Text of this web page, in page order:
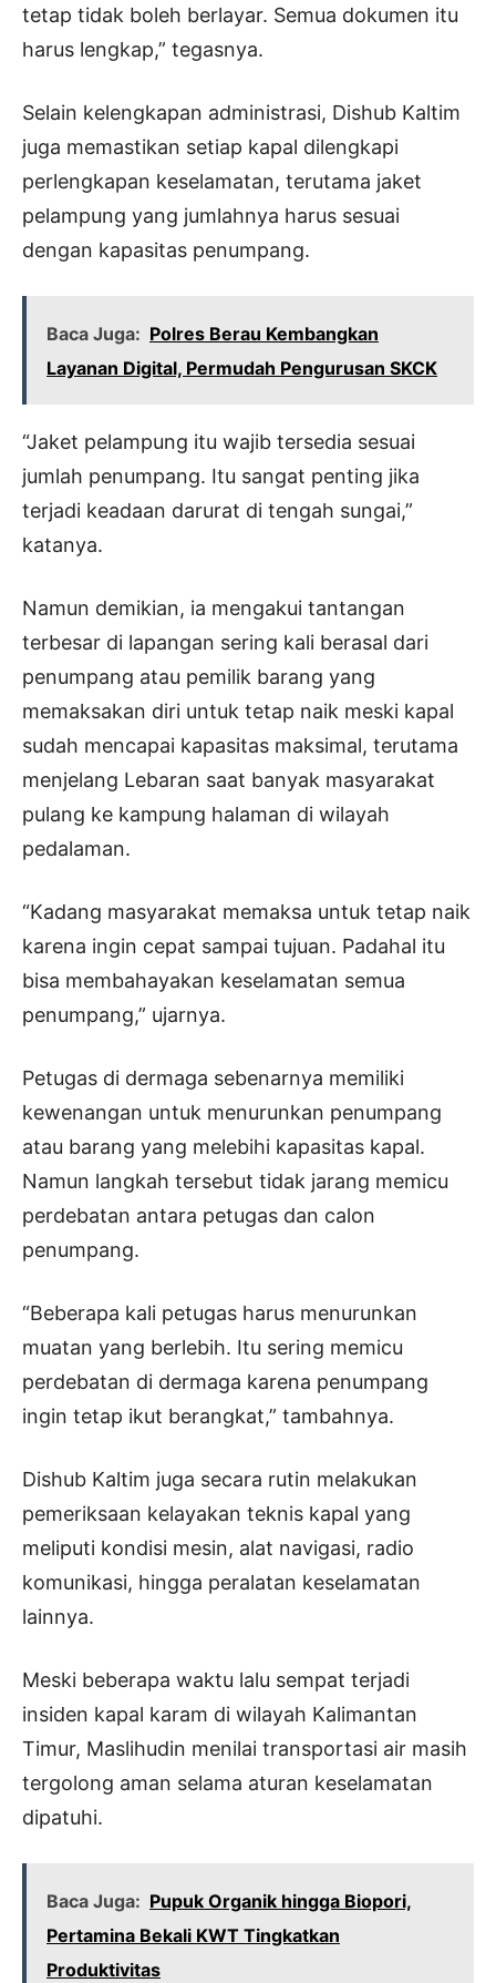
tetap tidak boleh berlayar. Semua dokumen itu
harus lengkap,” tegasnya.
Selain kelengkapan administrasi, Dishub Kaltim
juga memastikan setiap kapal dilengkapi
perlengkapan keselamatan, terutama jaket
pelampung yang jumlahnya harus sesuai
dengan kapasitas penumpang.
Baca Juga: Polres Berau Kembangkan
Layanan Digital, Permudah Pengurusan SKCK
“Jaket pelampung itu wajib tersedia sesuai
jumlah penumpang. Itu sangat penting jika
terjadi keadaan darurat di tengah sungai,”
katanya.
Namun demikian, ia mengakui tantangan
terbesar di lapangan sering kali berasal dari
penumpang atau pemilik barang yang
memaksakan diri untuk tetap naik meski kapal
sudah mencapai kapasitas maksimal, terutama
menjelang Lebaran saat banyak masyarakat
pulang ke kampung halaman di wilayah
pedalaman.
“Kadang masyarakat memaksa untuk tetap naik
karena ingin cepat sampai tujuan. Padahal itu
bisa membahayakan keselamatan semua
penumpang,” ujarnya.
Petugas di dermaga sebenarnya memiliki
kewenangan untuk menurunkan penumpang
atau barang yang melebihi kapasitas kapal.
Namun langkah tersebut tidak jarang memicu
perdebatan antara petugas dan calon
penumpang.
“Beberapa kali petugas harus menurunkan
muatan yang berlebih. Itu sering memicu
perdebatan di dermaga karena penumpang
ingin tetap ikut berangkat,” tambahnya.
Dishub Kaltim juga secara rutin melakukan
pemeriksaan kelayakan teknis kapal yang
meliputi kondisi mesin, alat navigasi, radio
komunikasi, hingga peralatan keselamatan
lainnya.
Meski beberapa waktu lalu sempat terjadi
insiden kapal karam di wilayah Kalimantan
Timur, Maslihudin menilai transportasi air masih
tergolong aman selama aturan keselamatan
dipatuhi.
Baca Juga: Pupuk Organik hingga Biopori,
Pertamina Bekali KWT Tingkatkan
Produktivitas